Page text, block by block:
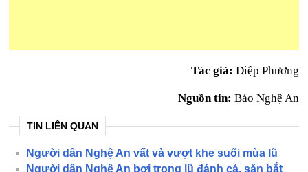
Tác giả: Diệp Phương
Nguồn tin: Báo Nghệ An
TIN LIÊN QUAN
Người dân Nghệ An vất vả vượt khe suối mùa lũ
Người dân Nghệ An bơi trong lũ đánh cá, săn bắt